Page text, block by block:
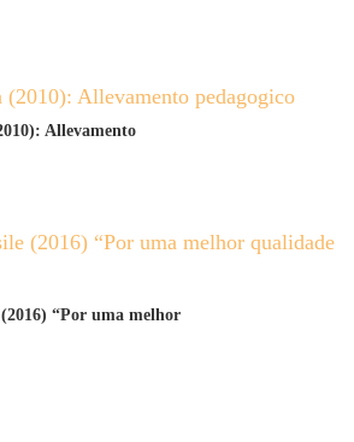
Allevamento
“Por uma melhor